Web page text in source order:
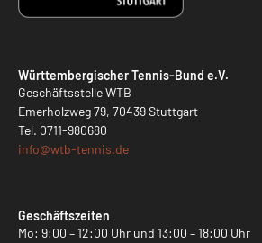
Württembergischer Tennis-Bund e.V.
Geschäftsstelle WTB
Emerholzweg 79, 70439 Stuttgart
Tel. 0711-980680
info@wtb-tennis.de
Geschäftszeiten
Mo: 9:00 – 12:00 Uhr und 13:00 – 18:00 Uhr